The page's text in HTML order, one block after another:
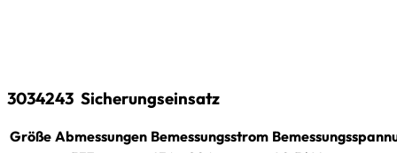
3034243 Sicherungseinsatz
Größe Abmessungen Bemessungsstrom